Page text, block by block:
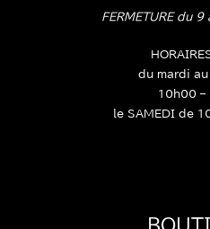
FERMETURE du
du mardi
10h00 –
le SAMEDI de